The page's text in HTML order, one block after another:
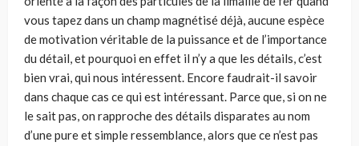
vous tapez dans un champ magnétisé déjà, aucune espèce
de motivation véritable de la puissance et de l’importance
du détail, et pourquoi en effet il n’y a que les détails, c’est
bien vrai, qui nous intéressent. Encore faudrait-il savoir
dans chaque cas ce qui est intéressant. Parce que, si on ne
le sait pas, on rapproche des détails disparates au nom
d’une pure et simple ressemblance, alors que ce n’est pas